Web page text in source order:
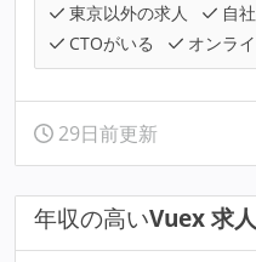
東京以外の求人
自
CTOがいる
オンラ
29日前更新
年収の高いVuex 求人